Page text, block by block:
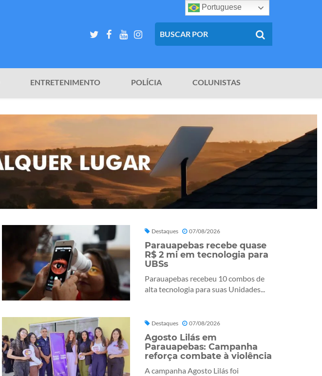
ENTRETENIMENTO POLÍCIA COLUNISTAS
Destaques 07/08/2026
Parauapebas recebe quase
R$ 2 mi em tecnologia para
UBSs
Parauapebas recebeu 10 combos de
alta tecnologia para suas Unidades...
Destaques 07/08/2026
Agosto Lilás em
Parauapebas: Campanha
reforça combate à violência
A campanha Agosto Lilás foi
Portuguese